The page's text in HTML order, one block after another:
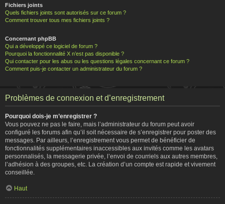
Fichiers joints
Quels fichiers joints sont autorisés sur ce forum ?
Comment trouver tous mes fichiers joints ?
Concernant phpBB
Qui a développé ce logiciel de forum ?
Pourquoi la fonctionnalité X n’est pas disponible ?
Qui contacter pour les abus ou les questions légales concernant ce forum ?
Comment puis-je contacter un administrateur du forum ?
Problèmes de connexion et d’enregistrement
Pourquoi dois-je m’enregistrer ?
Vous pouvez ne pas le faire, mais l’administrateur du forum peut avoir
configuré les forums afin qu’il soit nécessaire de s’enregistrer pour poster des
messages. Par ailleurs, l’enregistrement vous permet de bénéficier de
fonctionnalités supplémentaires inaccessibles aux invités comme les avatars
personnalisés, la messagerie privée, l’envoi de courriels aux autres membres,
l’adhésion à des groupes, etc. La création d’un compte est rapide et vivement
conseillée.
Haut